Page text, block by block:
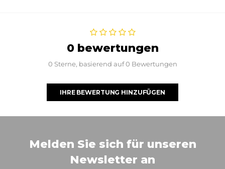
0 bewertungen
0 Sterne, basierend auf 0 Bewertungen
IHRE BEWERTUNG HINZUFÜGEN
Melden Sie sich für unseren
Newsletter an